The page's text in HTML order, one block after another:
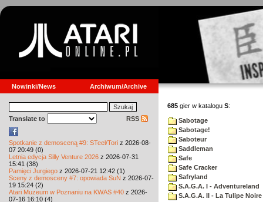
Nowinki/News Archiwum/Archive
Translate to RSS
Spotkanie z demosceną #9: STeel/Tori z 2026-08-
07 20:49 (0)
Letnia edycja Silly Venture 2026 z 2026-07-31
15:41 (38)
Pamięci Jurgiego z 2026-07-21 12:42 (1)
Sceny z demosceny #7: opowiada SuN z 2026-07-
19 15:24 (2)
Atari Muzeum w Poznaniu na KWAS #40 z 2026-
07-16 16:10 (4)
685 gier w katalogu S:
Sabotage
Sabotage!
Saboteur
Saddleman
Safe
Safe Cracker
Safryland
S.A.G.A. I - Adventureland
S.A.G.A. II - La Tulipe Noire